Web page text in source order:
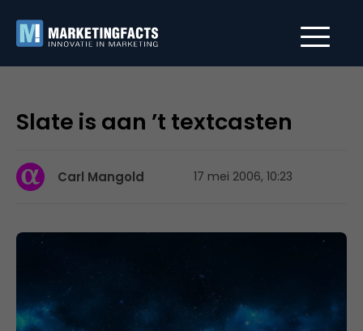
Slate is aan ’t textcasten
Carl Mangold 17 mei 2006, 10:23